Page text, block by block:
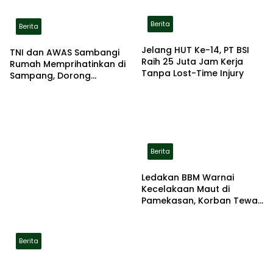
Berita
TNI dan AWAS Sambangi
Rumah Memprihatinkan di
Sampang, Dorong
Berita
Jelang HUT Ke-14, PT BSI
Raih 25 Juta Jam Kerja
Tanpa Lost-Time Injury
Berita
Berita
Ledakan BBM Warnai
Kecelakaan Maut di
Pamekasan, Korban Tewas